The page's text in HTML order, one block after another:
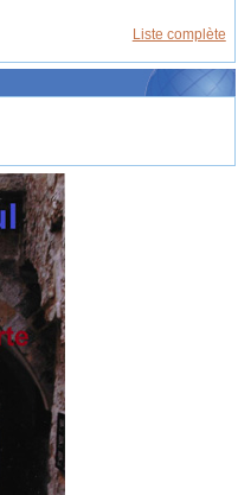
Liste complète